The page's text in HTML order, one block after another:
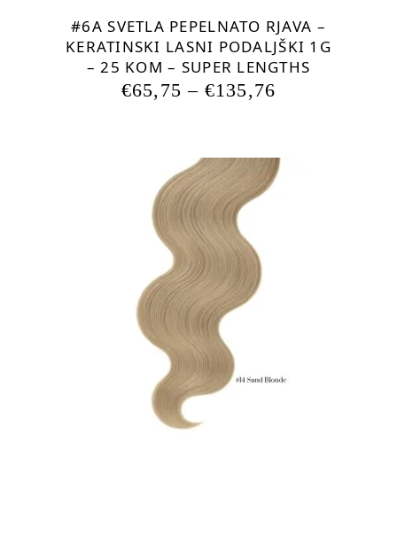
#6A SVETLA PEPELNATO RJAVA –
KERATINSKI LASNI PODALJŠKI 1G
– 25 KOM – SUPER LENGTHS
€65,75 –€135,76
Ta
izdelek
ima
več